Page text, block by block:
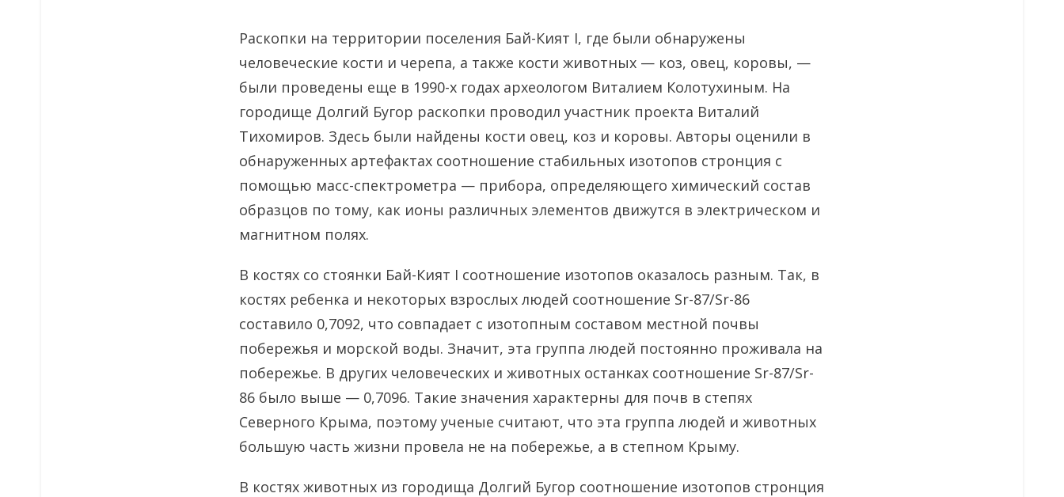
Раскопки на территории поселения Бай-Кият I, где были обнаружены
человеческие кости и черепа, а также кости животных — коз, овец, коровы, —
были проведены еще в 1990-х годах археологом Виталием Колотухиным. На
городище Долгий Бугор раскопки проводил участник проекта Виталий
Тихомиров. Здесь были найдены кости овец, коз и коровы. Авторы оценили в
обнаруженных артефактах соотношение стабильных изотопов стронция с
помощью масс-спектрометра — прибора, определяющего химический состав
образцов по тому, как ионы различных элементов движутся в электрическом и
магнитном полях.
В костях со стоянки Бай-Кият I соотношение изотопов оказалось разным. Так, в
костях ребенка и некоторых взрослых людей соотношение Sr-87/Sr-86
составило 0,7092, что совпадает с изотопным составом местной почвы
побережья и морской воды. Значит, эта группа людей постоянно проживала на
побережье. В других человеческих и животных останках соотношение Sr-87/Sr-
86 было выше — 0,7096. Такие значения характерны для почв в степях
Северного Крыма, поэтому ученые считают, что эта группа людей и животных
большую часть жизни провела не на побережье, а в степном Крыму.
В костях животных из городища Долгий Бугор соотношение изотопов стронция